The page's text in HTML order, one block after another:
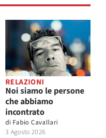
RELAZIONI
Noi siamo le persone
che abbiamo
incontrato
di Fabio Cavallari
3 Agosto 2026